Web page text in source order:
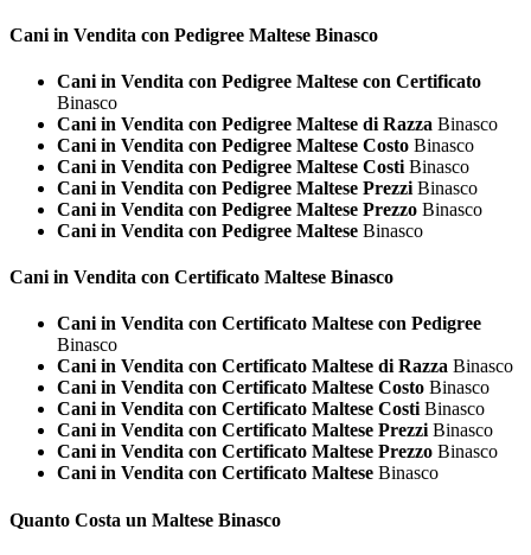
Cani in Vendita con Pedigree Maltese Binasco
Cani in Vendita con Pedigree Maltese con Certificato
Binasco
Cani in Vendita con Pedigree Maltese di Razza Binasco
Cani in Vendita con Pedigree Maltese Costo Binasco
Cani in Vendita con Pedigree Maltese Costi Binasco
Cani in Vendita con Pedigree Maltese Prezzi Binasco
Cani in Vendita con Pedigree Maltese Prezzo Binasco
Cani in Vendita con Pedigree Maltese Binasco
Cani in Vendita con Certificato Maltese Binasco
Cani in Vendita con Certificato Maltese con Pedigree
Binasco
Cani in Vendita con Certificato Maltese di Razza Binasco
Cani in Vendita con Certificato Maltese Costo Binasco
Cani in Vendita con Certificato Maltese CostiBinasco
Cani in Vendita con Certificato Maltese PrezziBinasco
Cani in Vendita con Certificato Maltese Prezzo Binasco
Cani in Vendita con Certificato Maltese Binasco
Quanto Costa un Maltese Binasco